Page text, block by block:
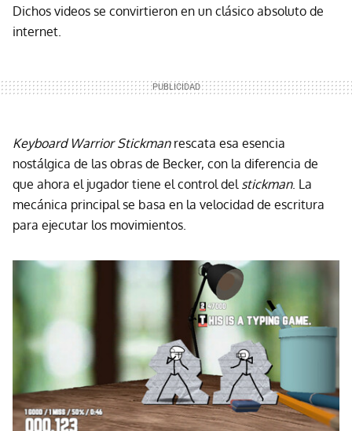
Dichos videos se convirtieron en un clásico absoluto de
internet.
Keyboard Warrior Stickmanrescata esa esencia
nostálgica de las obras de Becker, con la diferencia de
que ahora el jugador tiene el control del stickman. La
mecánica principal se basa en la velocidad de escritura
para ejecutar los movimientos.